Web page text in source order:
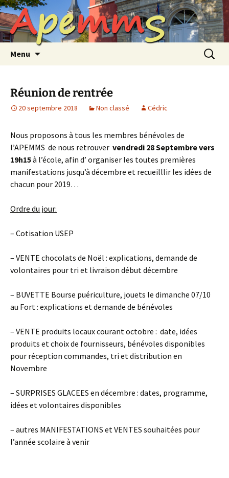
Aller
au
contenu
ApemmS
Menu
Réunion de rentrée
20 septembre 2018 Non classé Cédric
Nous proposons à tous les membres bénévoles de
l’APEMMS de nous retrouver vendredi 28 Septembre vers
19h15à l’école, afin d’ organiser les toutes premières
manifestations jusqu’à décembre et recueilllir les idées de
chacun pour 2019…
Ordre du jour:
– Cotisation USEP
– VENTE chocolats de Noël : explications, demande de
volontaires pour tri et livraison début décembre
– BUVETTE Bourse puériculture, jouets le dimanche 07/10
au Fort : explications et demande de bénévoles
– VENTE produits locaux courant octobre : date, idées
produits et choix de fournisseurs, bénévoles disponibles
pour réception commandes, tri et distribution en
Novembre
– SURPRISES GLACEES en décembre : dates, programme,
idées et volontaires disponibles
– autres MANIFESTATIONS et VENTES souhaitées pour
l’année scolaire à venir